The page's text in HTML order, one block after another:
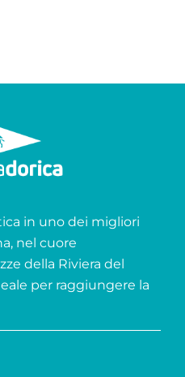
in uno dei migliori
nel cuore
della Riviera del
per raggiungere la